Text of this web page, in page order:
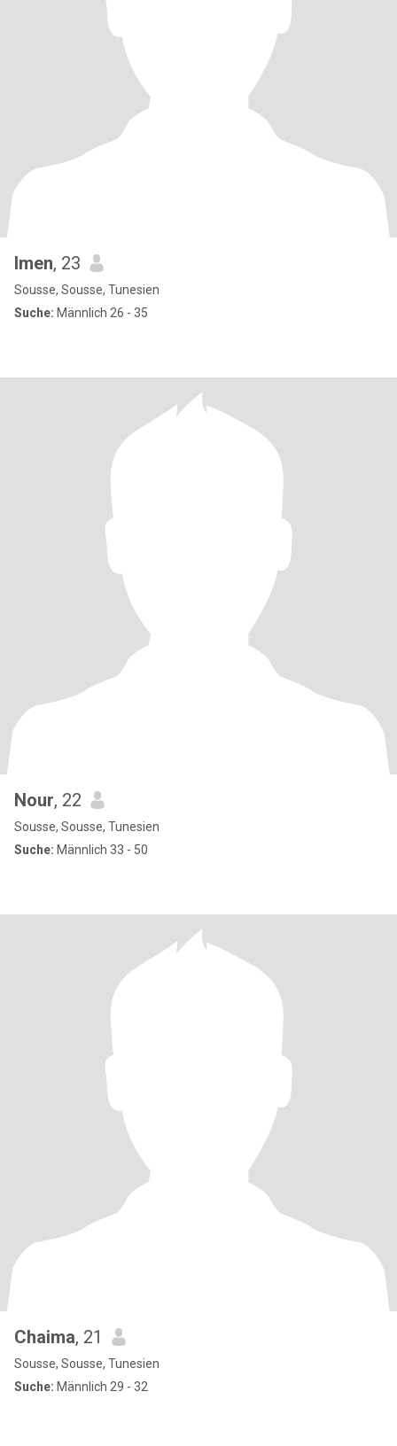
Imen, 23
Sousse, Sousse, Tunesien
Suche: Männlich 26 - 35
Nour, 22
Sousse, Sousse, Tunesien
Suche: Männlich 33 - 50
Chaima, 21
Sousse, Sousse, Tunesien
Suche: Männlich 29 - 32